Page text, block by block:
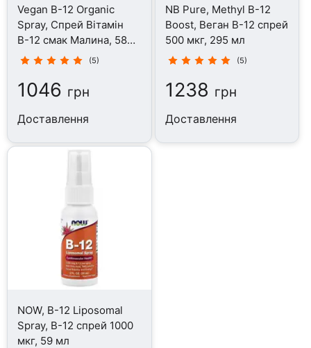
Vegan B-12 Organic
Spray, Спрей Вітамін
В-12 смак Малина, 58
мл
(5)
1046 грн
Доставлення
NB Pure, Methyl B-12
Boost, Веган B-12 спрей
500 мкг, 295 мл
(5)
1238 грн
Доставлення
NOW, B-12 Liposomal
Spray, B-12 спрей 1000
мкг, 59 мл